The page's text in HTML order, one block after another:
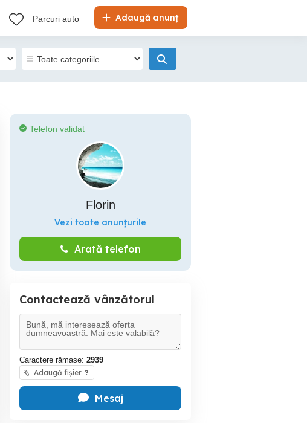
Adaugă anunț
Parcuri auto
Telefon validat
Florin
Vezi toate anunțurile
Arată telefon
Contactează vânzătorul
Caractere rămase: 2939
Adaugă fișier ?
Mesaj